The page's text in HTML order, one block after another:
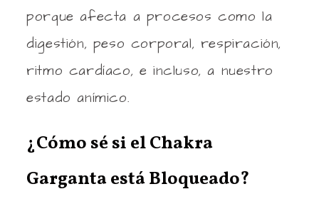
porque afecta a procesos como la
digestión, peso corporal, respiración,
ritmo cardíaco, e incluso, a nuestro
estado anímico.
¿Cómo sé si el Chakra
Garganta está Bloqueado?